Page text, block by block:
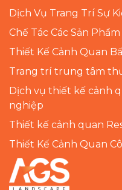
Dịch Vụ Trang Trí Sự
Chế Tác Các Sản
Thiết Kế Cảnh Quan
Trang trí trung tâm
Dịch vụ thiết kế cảnh
nghiệp
Thiết kế cảnh quan
Thiết Kế Cảnh Quan